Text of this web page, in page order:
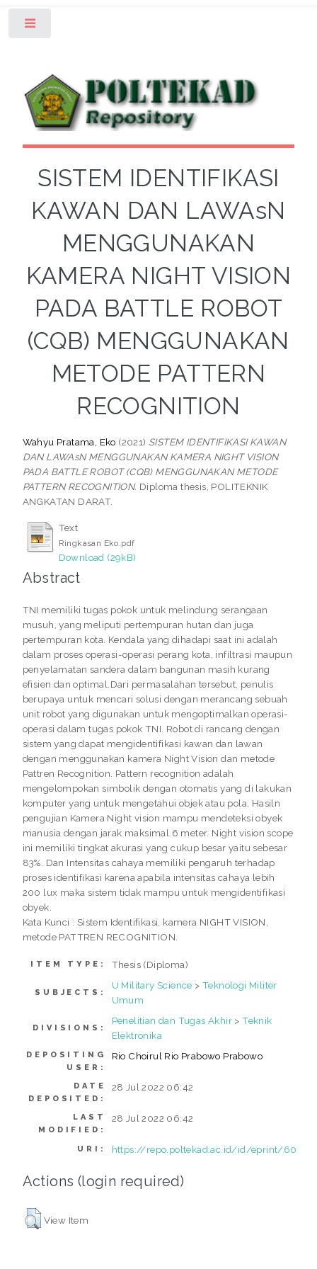
SISTEM IDENTIFIKASI
KAWAN DAN LAWAsN
MENGGUNAKAN
KAMERA NIGHT VISION
PADA BATTLE ROBOT
(CQB) MENGGUNAKAN
METODE PATTERN
RECOGNITION
Wahyu Pratama, Eko (2021) SISTEM IDENTIFIKASI KAWAN
DAN LAWAsN MENGGUNAKAN KAMERA NIGHT VISION
PADA BATTLE ROBOT (CQB) MENGGUNAKAN METODE
PATTERN RECOGNITION. Diploma thesis, POLITEKNIK
ANGKATAN DARAT.
Text
Ringkasan Eko.pdf
Download (29kB)
Abstract
TNI memiliki tugas pokok untuk melindung serangaan
musuh, yang meliputi pertempuran hutan dan juga
pertempuran kota. Kendala yang dihadapi saat ini adalah
dalam proses operasi-operasi perang kota, infiltrasi maupun
penyelamatan sandera dalam bangunan masih kurang
efisien dan optimal.Dari permasalahan tersebut, penulis
berupaya untuk mencari solusi dengan merancang sebuah
unit robot yang digunakan untuk mengoptimalkan operasi-
operasi dalam tugas pokok TNI. Robot di rancang dengan
sistem yang dapat mengidentifikasi kawan dan lawan
dengan menggunakan kamera Night Vision dan metode
Pattren Recognition. Pattern recognition adalah
mengelompokan simbolik dengan otomatis yang di lakukan
komputer yang untuk mengetahui objek atau pola, Hasiln
pengujian Kamera Night vision mampu mendeteksi obyek
manusia dengan jarak maksimal 6 meter. Night vision scope
ini memiliki tingkat akurasi yang cukup besar yaitu sebesar
83%. Dan Intensitas cahaya memiliki pengaruh terhadap
proses identifikasi karena apabila intensitas cahaya lebih
200 lux maka sistem tidak mampu untuk mengidentifikasi
obyek.
Kata Kunci : Sistem Identifikasi, kamera NIGHT VISION,
metode PATTREN RECOGNITION.
ITEM TYPE: Thesis (Diploma)
SUBJECTS:
U Military Science >Teknologi Militer
Umum
DIVISIONS:
Penelitian dan Tugas Akhir >Teknik
Elektronika
DEPOSITING
USER:
Rio Choirul Rio Prabowo Prabowo
DATE
DEPOSITED:
28 Jul 2022 06:42
LAST
MODIFIED:
28 Jul 2022 06:42
URI: https://repo.poltekad.ac.id/id/eprint/60
Actions (login required)
View Item